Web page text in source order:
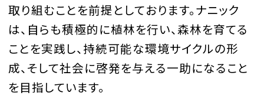
取り組むことを前提としております。ナニック
は、自らも積極的に植林を行い、森林を育てる
ことを実践し、持続可能な環境サイクルの形
成、そして社会に啓発を与える一助になること
を目指しています。